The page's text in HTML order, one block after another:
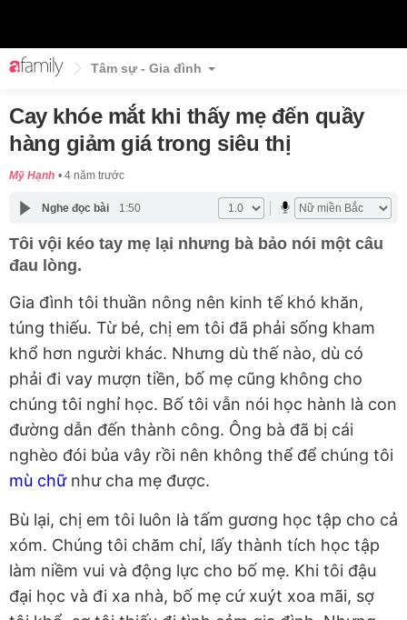
Tâm sự - Gia đình
Cay khóe mắt khi thấy mẹ đến quầy
hàng giảm giá trong siêu thị
Mỹ Hạnh 4 năm trước
Nghe đọc bài 1:50
Tôi vội kéo tay mẹ lại nhưng bà bảo nói một câu
đau lòng.
Gia đình tôi thuần nông nên kinh tế khó khăn,
túng thiếu. Từ bé, chị em tôi đã phải sống kham
khổ hơn người khác. Nhưng dù thế nào, dù có
phải đi vay mượn tiền, bố mẹ cũng không cho
chúng tôi nghỉ học. Bố tôi vẫn nói học hành là con
đường dẫn đến thành công. Ông bà đã bị cái
nghèo đói bủa vây rồi nên không thể để chúng tôi
mù chữnhư cha mẹ được.
Bù lại, chị em tôi luôn là tấm gương học tập cho cả
xóm. Chúng tôi chăm chỉ, lấy thành tích học tập
làm niềm vui và động lực cho bố mẹ. Khi tôi đậu
đại học và đi xa nhà, bố mẹ cứ xuýt xoa mãi, sợ